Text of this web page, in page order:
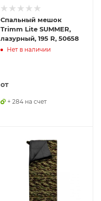
Спальный мешок
Trimm Lite SUMMER,
лазурный, 195 R, 50658
Нет в наличии
от
+ 284 на счет